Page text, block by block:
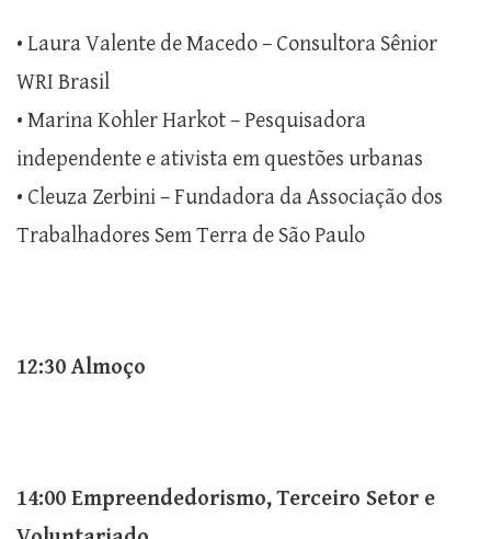
• Laura Valente de Macedo – Consultora Sênior
WRI Brasil
• Marina Kohler Harkot – Pesquisadora
independente e ativista em questões urbanas
• Cleuza Zerbini – Fundadora da Associação dos
Trabalhadores Sem Terra de São Paulo
12:30 Almoço
14:00 Empreendedorismo, Terceiro Setor e